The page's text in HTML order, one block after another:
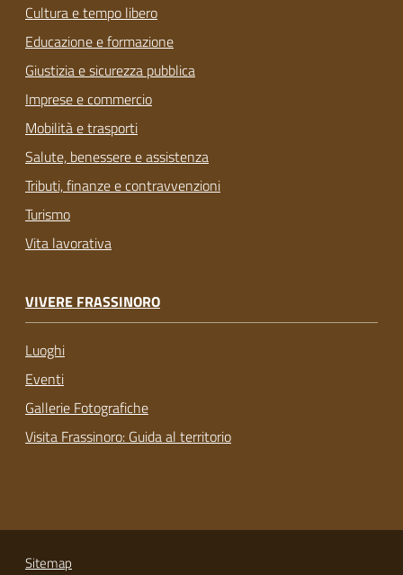
Cultura e tempo libero
Educazione e formazione
Giustizia e sicurezza pubblica
Imprese e commercio
Mobilità e trasporti
Salute, benessere e assistenza
Tributi, finanze e contravvenzioni
Turismo
Vita lavorativa
VIVERE FRASSINORO
Luoghi
Eventi
Gallerie Fotografiche
Visita Frassinoro: Guida al territorio
Sitemap